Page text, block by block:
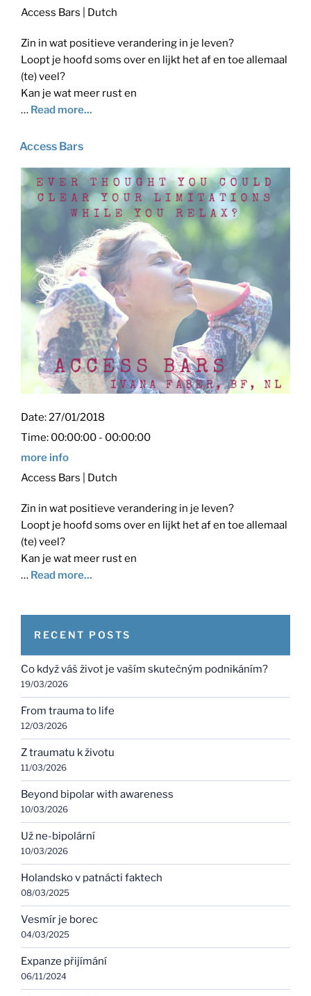
Access Bars | Dutch
Zin in wat positieve verandering in je leven?
Loopt je hoofd soms over en lijkt het af en toe allemaal
(te) veel?
Kan je wat meer rust en
… Read more...
Access Bars
Date:27/01/2018
Time: 00:00:00 - 00:00:00
more info
Access Bars | Dutch
Zin in wat positieve verandering in je leven?
Loopt je hoofd soms over en lijkt het af en toe allemaal
(te) veel?
Kan je wat meer rust en
… Read more...
RECENT POSTS
Co když váš život je vaším skutečným podnikáním?
19/03/2026
From trauma to life
12/03/2026
Z traumatu k životu
11/03/2026
Beyond bipolar with awareness
10/03/2026
Už ne-bipolární
10/03/2026
Holandsko v patnácti faktech
08/03/2025
Vesmír je borec
04/03/2025
Expanze přijímání
06/11/2024